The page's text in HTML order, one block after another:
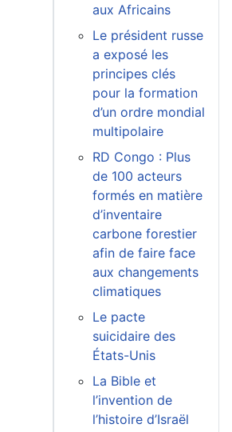
aux Africains
Le président russe
a exposé les
principes clés
pour la formation
d’un ordre mondial
multipolaire
RD Congo : Plus
de 100 acteurs
formés en matière
d’inventaire
carbone forestier
afin de faire face
aux changements
climatiques
Le pacte
suicidaire des
États-Unis
La Bible et
l’invention de
l’histoire d’Israël